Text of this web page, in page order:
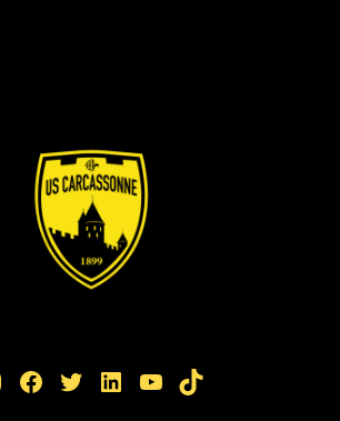
Facebook Twitter LinkedIn YouTube TikTok